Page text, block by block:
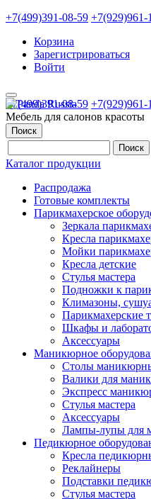
+7(499)391-08-59 +7(929)961-
Корзина
Зарегистрироваться
Войти
+7(499)391-08-59 +7(929)961-
Мебель для салонов красоты
Поиск
Каталог продукции
Распродажа
Готовые комплекты
Парикмахерское
Зеркала
Кресла
Мойки
Кресла детские
Стулья мастера
Подножки к
Климазоны,
Парикмахерские
Шкафы и
Аксессуары
Маникюрное
Столы
Валики для
Экспресс
Стулья мастера
Аксессуары
Лампы-лупы для
Педикюрное
Кресла
Реклайнеры
Подставки
Стулья мастера